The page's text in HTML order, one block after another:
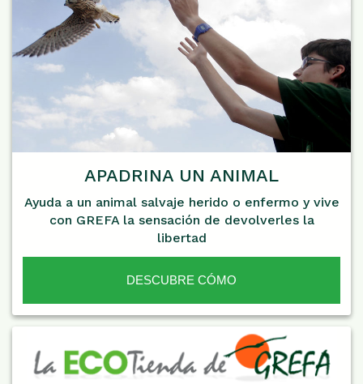
APADRINA UN ANIMAL
Ayuda a un animal salvaje herido o enfermo y vive
con GREFA la sensación de devolverles la
libertad
DESCUBRE CÓMO